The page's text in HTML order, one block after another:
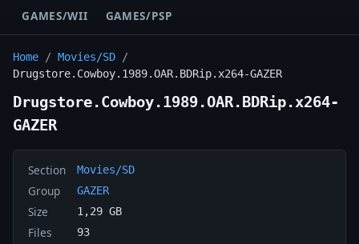
GAMES/WII
GAMES/PSP
Home / Movies/SD /
Drugstore.Cowboy.1989.OAR.BDRip.x264-GAZER
Drugstore.Cowboy.1989.OAR.BDRip.x264-
GAZER
Section Movies/SD
Group GAZER
Size 1,29 GB
Files 93